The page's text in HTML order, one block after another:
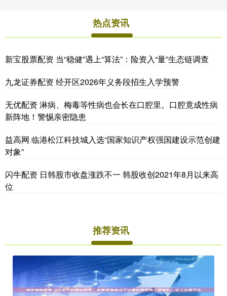
热点资讯
新宝股票配资 当“稳健”遇上“算法”：险资入“量”生态链调查
九龙证券配资 经开区2026年义务段招生入学预警
无优配资 淋病、梅毒等性病也会长在口腔里。口腔竟成性病
新阵地！警惕亲密隐患
益高网 临港松江科技城入选“国家知识产权强国建设示范创建
对象”
闪牛配资 日韩股市收盘涨跌不一 韩股收创2021年8月以来高
位
推荐资讯